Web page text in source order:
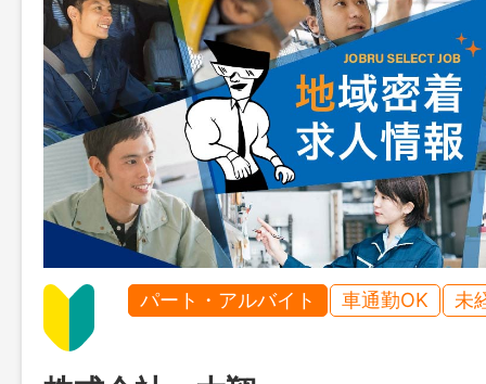
パート・アルバイト 車通勤OK 未